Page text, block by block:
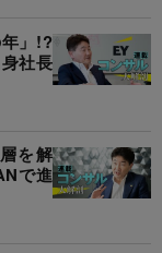
」!?
社長
を解
で進